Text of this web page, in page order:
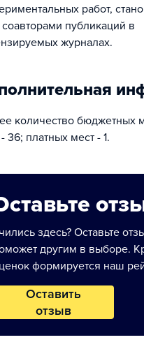
работ,
публикаций в
журналах.
количество бюджетных
36; платных мест - 1.
здесь? Оставьте
другим в выборе.
формируется наш
Оставить
отзыв